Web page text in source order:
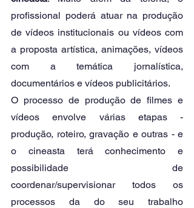
profissional poderá atuar na produção
de vídeos institucionais ou vídeos com
a proposta artística, animações, vídeos
com a temática jornalística,
documentários e vídeos publicitários.
O processo de produção de filmes e
vídeos envolve várias etapas -
produção, roteiro, gravação e outras - e
o cineasta terá conhecimento e
possibilidade de
coordenar/supervisionar todos os
processos da do seu trabalho